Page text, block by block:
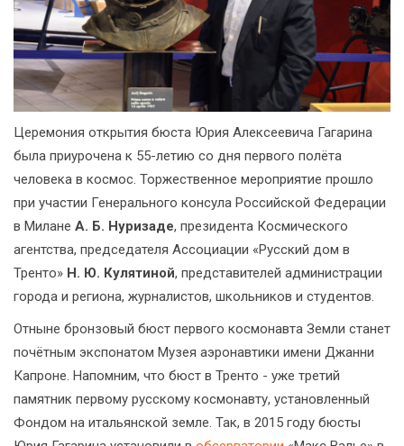
Церемония открытия бюста Юрия Алексеевича Гагарина
была приурочена к 55-летию со дня первого полёта
человека в космос. Торжественное мероприятие прошло
при участии Генерального консула Российской Федерации
в Милане А. Б. Нуризаде, президента Космического
агентства, председателя Ассоциации «Русский дом в
Тренто» Н. Ю. Кулятиной, представителей администрации
города и региона, журналистов, школьников и студентов.
Отныне бронзовый бюст первого космонавта Земли станет
почётным экспонатом Музея аэронавтики имени Джанни
Капроне. Напомним, что бюст в Тренто - уже третий
памятник первому русскому космонавту, установленный
Фондом на итальянской земле. Так, в 2015 году бюсты